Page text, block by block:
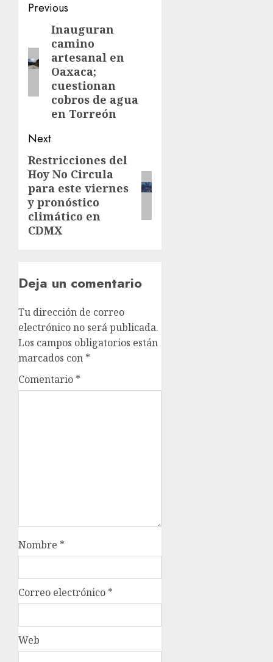
Previous
Inauguran
camino
artesanal en
Oaxaca;
cuestionan
cobros de agua
en Torreón
Next
Restricciones del
Hoy No Circula
para este viernes
y pronóstico
climático en
CDMX
Deja un comentario
Tu dirección de correo
electrónico no será publicada.
Los campos obligatorios están
marcados con *
Comentario *
Nombre *
Correo electrónico *
Web